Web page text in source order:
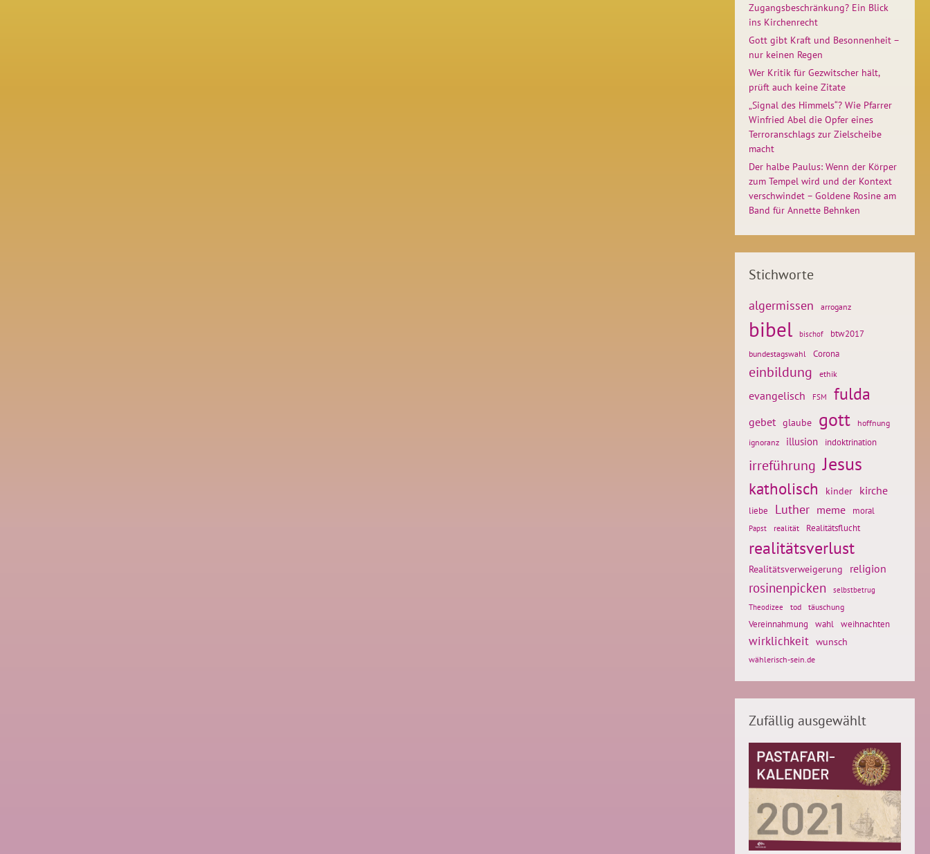
Zugangsbeschränkung? Ein Blick
ins Kirchenrecht
Gott gibt Kraft und Besonnenheit –
nur keinen Regen
Wer Kritik für Gezwitscher hält,
prüft auch keine Zitate
„Signal des Himmels“? Wie Pfarrer
Winfried Abel die Opfer eines
Terroranschlags zur Zielscheibe
macht
Der halbe Paulus: Wenn der Körper
zum Tempel wird und der Kontext
verschwindet – Goldene Rosine am
Band für Annette Behnken
Stichworte
algermissen arroganz
bibel bischof btw2017
bundestagswahl Corona
einbildung ethik
evangelisch FSM fulda
gebet glaube gott
hoffnung
ignoranz
illusion indoktrination
irreführung Jesus
katholisch kinder kirche
liebe Luther meme moral
Papst realität Realitätsflucht
realitätsverlust
Realitätsverweigerung religion
rosinenpicken
selbstbetrug
Theodizee
tod täuschung
Vereinnahmung wahl weihnachten
wirklichkeit wunsch
wählerisch-sein.de
Zufällig ausgewählt